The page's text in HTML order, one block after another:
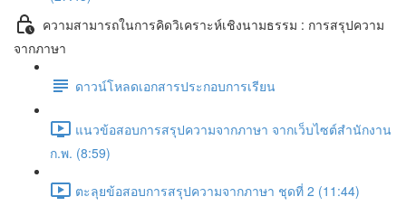
ความสามารถในการคิดวิเคราะห์เชิงนามธรรม : การสรุปความ
จากภาษา
ดาวน์โหลดเอกสารประกอบการเรียน
แนวข้อสอบการสรุปความจากภาษา จากเว็บไซต์สำนักงาน
ก.พ. (8:59)
ตะลุยข้อสอบการสรุปความจากภาษา ชุดที่ 2 (11:44)